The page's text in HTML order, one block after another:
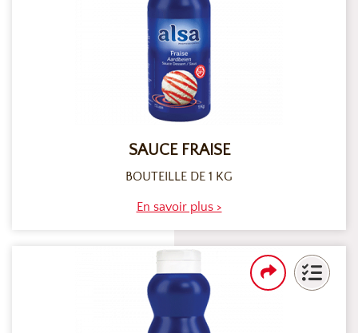
SAUCE FRAISE
BOUTEILLE DE 1 KG
En savoir plus >